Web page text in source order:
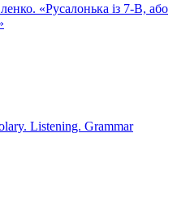
«Русалонька із 7-В, або
Listening. Grammar